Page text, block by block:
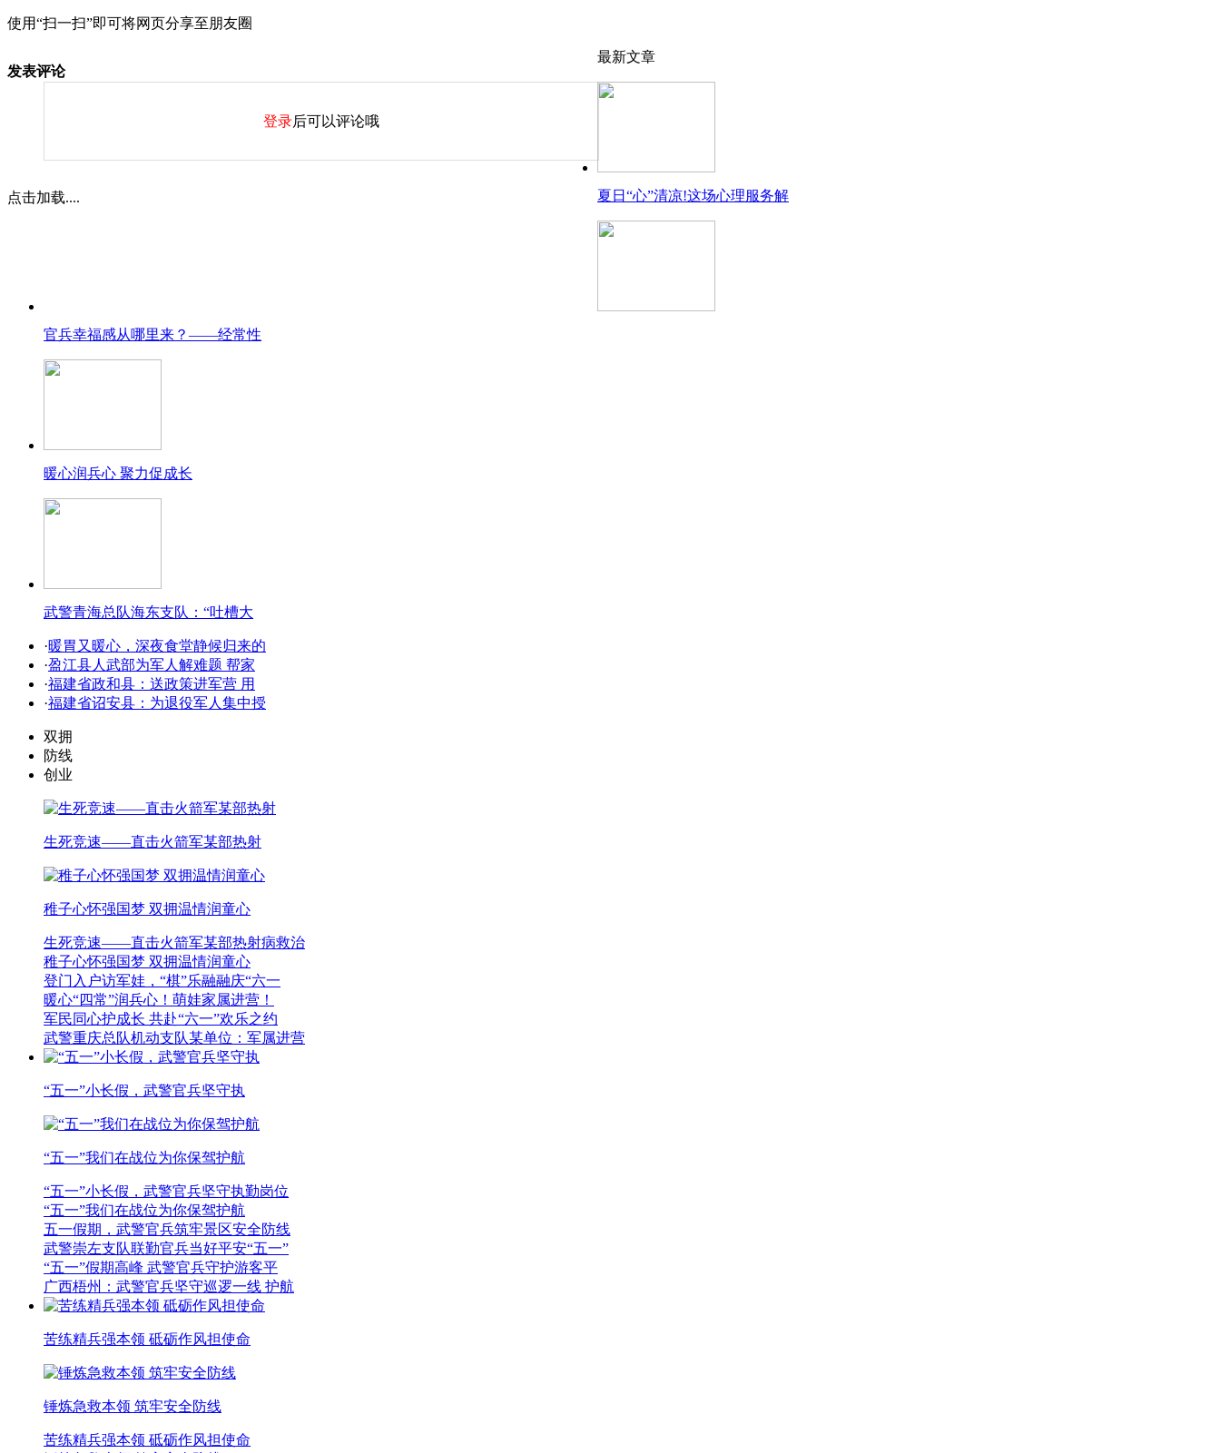
使用“扫一扫”即可将网页分享至朋友圈
发表评论
登录后可以评论哦
点击加载....
最新文章
夏日“心”清凉!这场心理服务解
官兵幸福感从哪里来？——经常性
暖心润兵心 聚力促成长
武警青海总队海东支队：“吐槽大
·暖胃又暖心，深夜食堂静候归来的
·盈江县人武部为军人解难题 帮家
·福建省政和县：送政策进军营 用
·福建省诏安县：为退役军人集中授
双拥
防线
创业
生死竞速——直击火箭军某部热射
稚子心怀强国梦 双拥温情润童心
生死竞速——直击火箭军某部热射病救治
稚子心怀强国梦 双拥温情润童心
登门入户访军娃，“棋”乐融融庆“六一
暖心“四常”润兵心！萌娃家属进营！
军民同心护成长 共赴“六一”欢乐之约
武警重庆总队机动支队某单位：军属进营
“五一”小长假，武警官兵坚守执
“五一”我们在战位为你保驾护航
“五一”小长假，武警官兵坚守执勤岗位
“五一”我们在战位为你保驾护航
五一假期，武警官兵筑牢景区安全防线
武警崇左支队联勤官兵当好平安“五一”
“五一”假期高峰 武警官兵守护游客平
广西梧州：武警官兵坚守巡逻一线 护航
苦练精兵强本领 砥砺作风担使命
锤炼急救本领 筑牢安全防线
苦练精兵强本领 砥砺作风担使命